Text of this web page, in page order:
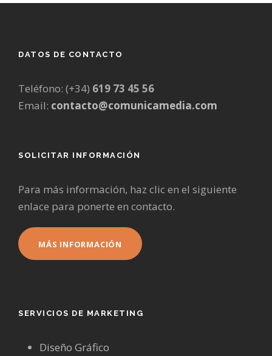
DATOS DE CONTACTO
Teléfono: (+34) 619 73 45 56
Email: contacto@comunicamedia.com
SOLICITAR INFORMACIÓN
Para más información, haz clic en el siguiente
enlace para ponerte en contacto.
MÁS INFORMACIÓN
SERVICIOS DE MARKETING
Diseño Gráfico